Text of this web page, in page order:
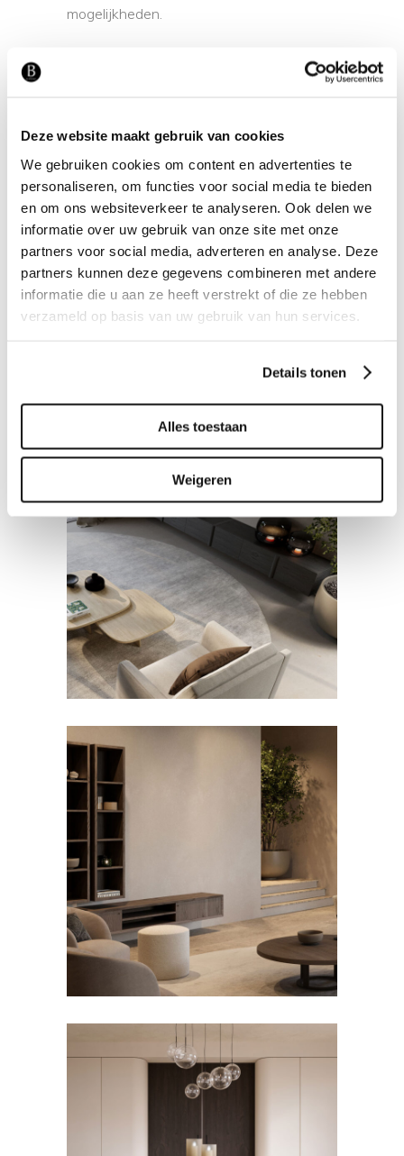
Deze website maakt gebruik van cookies
We gebruiken cookies om content en advertenties te
personaliseren, om functies voor social media te bieden
en om ons websiteverkeer te analyseren. Ook delen we
informatie over uw gebruik van onze site met onze
partners voor social media, adverteren en analyse. Deze
partners kunnen deze gegevens combineren met andere
informatie die u aan ze heeft verstrekt of die ze hebben
verzameld op basis van uw gebruik van hun services.
Details tonen
Alles toestaan
Weigeren
mogelijkheden.
Ons advies is altijd gratis en vrijblijvend.
Maar vindt u het fijn dat wij de plannen
uitwerken in een 2D of 3D tekening, dan
bieden we eeninterieuradviesop maat
aan. In onze designstudio maken we
samen een passende indeling voor uw
interieur.
DRESSOIRS EN TV-
MEUBELS
Arona tv-meubel
DRESSOIRS EN TV-
Tv-meubel Edge
EETKAMERSTOELEN